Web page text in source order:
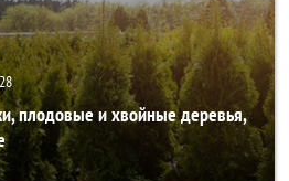
28
плодовые и хвойные деревья,